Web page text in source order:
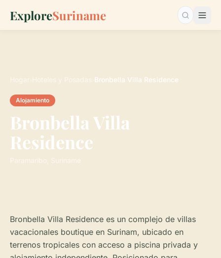
ExploreSuriname Buscar…
Hogar Hoteles y Posadas Bronbella Villa Residence
Alojamiento
Bronbella Villa
Residence
Paramaribo, Suriname
Bronbella Villa Residence es un complejo de villas
vacacionales boutique en Surinam, ubicado en
terrenos tropicales con acceso a piscina privada y